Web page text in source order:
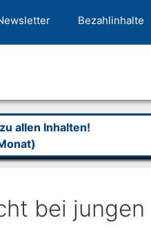
Bezahlinhalte
allen Inhalten!
bei jungen